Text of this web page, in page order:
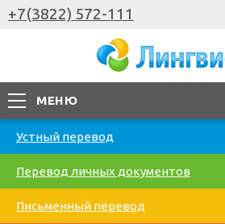
+7(3822) 572-111
МЕНЮ
Устный перевод
Перевод личных документов
Письменный перевод